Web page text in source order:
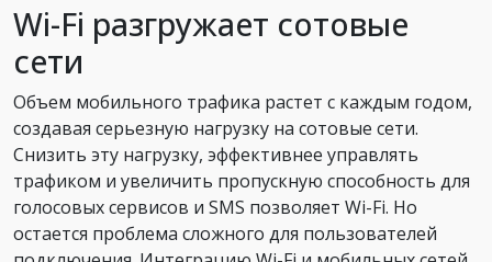
Wi-Fi разгружает сотовые
сети
Объем мобильного трафика растет с каждым годом,
создавая серьезную нагрузку на сотовые сети.
Снизить эту нагрузку, эффективнее управлять
трафиком и увеличить пропускную способность для
голосовых сервисов и SMS позволяет Wi-Fi. Но
остается проблема сложного для пользователей